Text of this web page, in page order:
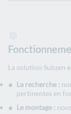
La solution Subzen
La recherche :
pertinentes en
Le montage :